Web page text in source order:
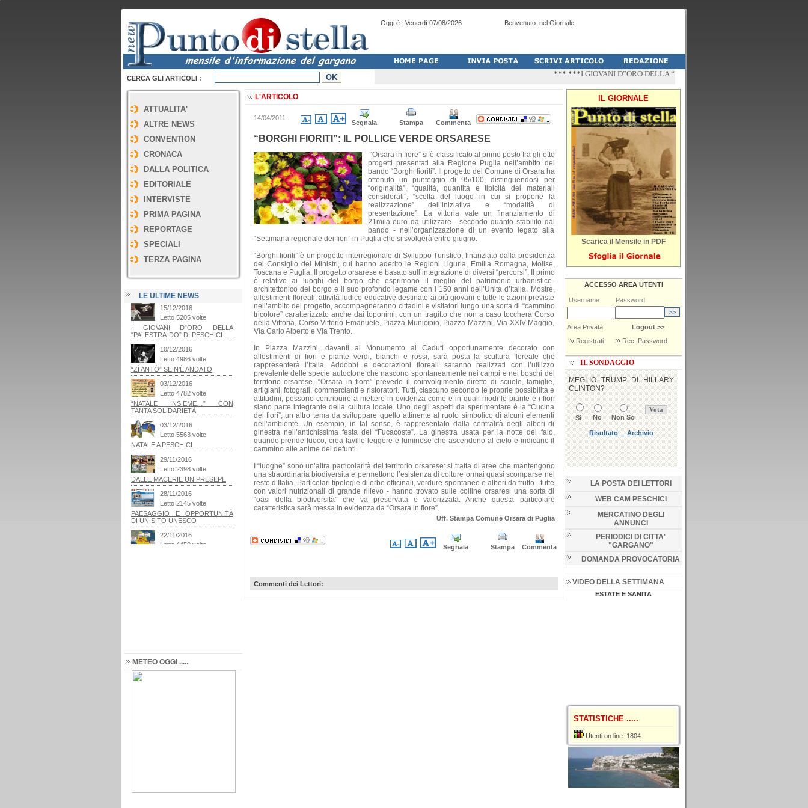
Oggi è : Venerdì 07/08/2026 Benvenuto nel Giornale
CERCA GLI ARTICOLI : *** ***I GIOVANI D”ORO DELLA “PALESTRA-DO” DI PESCHICI
ATTUALITA'
ALTRE NEWS
CONVENTION
CRONACA
DALLA POLITICA
EDITORIALE
INTERVISTE
PRIMA PAGINA
REPORTAGE
SPECIALI
TERZA PAGINA
LE ULTIME NEWS
METEO OGGI .....
L'ARTICOLO
14/04/2011
Segnala Stampa Commenta
“BORGHI FIORITI”: IL POLLICE VERDE ORSARESE
“Orsara in fiore” si è classificato al primo posto fra gli otto
progetti presentati alla Regione Puglia nell’ambito del
bando “Borghi fioriti”. Il progetto del Comune di Orsara ha
ottenuto un punteggio di 95/100, distinguendosi per
“originalità”, “qualità, quantità e tipicità dei materiali
considerati”, “scelta del luogo in cui si propone la
realizzazione” dell’iniziativa e “modalità di
presentazione”. La vittoria vale un finanziamento di
21mila euro da utilizzare - secondo quanto stabilito dal
bando - nell’organizzazione di un evento legato alla
“Settimana regionale dei fiori” in Puglia che si svolgerà entro giugno.
“Borghi fioriti” è un progetto interregionale di Sviluppo Turistico, finanziato dalla presidenza
del Consiglio dei Ministri, cui hanno aderito le Regioni Liguria, Emilia Romagna, Molise,
Toscana e Puglia. Il progetto orsarese è basato sull’integrazione di diversi “percorsi”. Il primo
è relativo ai luoghi del borgo che esprimono il meglio del patrimonio urbanistico-
architettonico del borgo e il suo profondo legame con i 150 anni dell’Unità d’Italia. Mostre,
allestimenti floreali, attività ludico-educative destinate ai più giovani e tutte le azioni previste
nell’ambito del progetto, accompagneranno cittadini e visitatori lungo una sorta di “cammino
tricolore” caratterizzato anche dai toponimi, con un tragitto che non a caso toccherà Corso
della Vittoria, Corso Vittorio Emanuele, Piazza Municipio, Piazza Mazzini, Via XXIV Maggio,
Via Carlo Alberto e Via Trento.
In Piazza Mazzini, davanti al Monumento ai Caduti opportunamente decorato con
allestimenti di fiori e piante verdi, bianchi e rossi, sarà posta la scultura floreale che
rappresenterà l’Italia. Addobbi e decorazioni floreali saranno realizzati con l’utilizzo
prevalente delle specie autoctone che nascono spontaneamente nei campi e nei boschi del
territorio orsarese. “Orsara in fiore” prevede il coinvolgimento diretto di scuole, famiglie,
artigiani, fotografi, commercianti e ristoratori. Tutti, ciascuno secondo le proprie possibilità e
attitudini, possono contribuire a mettere in evidenza come e in quali modi le piante e i fiori
siano parte integrante della cultura locale. Uno degli aspetti da sperimentare è la “Cucina
dei fiori”, un altro tema da sviluppare quello attinente al ruolo simbolico di alcuni elementi
dell’ambiente. Un esempio, in tal senso, è rappresentato dalla centralità degli alberi di
ginestra nell’antichissima festa dei “Fucacoste”. La ginestra usata per la notte dei falò,
quando prende fuoco, crea faville leggere e luminose che ascendono al cielo e indicano il
cammino alle anime dei defunti.
I “luoghe” sono un’altra particolarità del territorio orsarese: si tratta di aree che mantengono
una straordinaria biodiversità e permettono l’esistenza di colture ormai quasi scomparse nel
resto d’Italia. Particolari tipologie di erbe officinali, verdure spontanee e alberi da frutto - tutte
con valori nutrizionali di grande rilievo - hanno trovato sulle colline orsaresi una sorta di
“oasi della biodiversità” che va preservata e valorizzata. Anche questa particolare
caratteristica sarà messa in evidenza da “Orsara in fiore”.
Uff. Stampa Comune Orsara di Puglia
Segnala Stampa Commenta
Commenti dei Lettori:
IL GIORNALE
Scarica il Mensile in PDF
ACCESSO AREA UTENTI
Username Password
Area Privata
Logout >>
Registrati
Rec. Password
IL SONDAGGIO
LA POSTA DEI LETTORI
WEB CAM PESCHICI
MERCATINO DEGLI
ANNUNCI
PERIODICI DI CITTA'
"GARGANO"
DOMANDA PROVOCATORIA
VIDEO DELLA SETTIMANA
ESTATE E SANITA
STATISTICHE .....
Utenti on line: 1804